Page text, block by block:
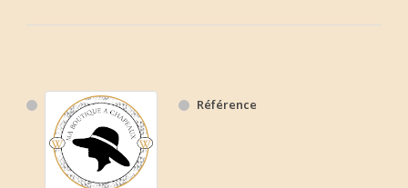
Référence